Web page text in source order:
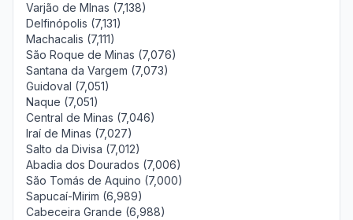
Varjão de MInas (7,138)
Delfinópolis (7,131)
Machacalis (7,111)
São Roque de Minas (7,076)
Santana da Vargem (7,073)
Guidoval (7,051)
Naque (7,051)
Central de Minas (7,046)
Iraí de Minas (7,027)
Salto da Divisa (7,012)
Abadia dos Dourados (7,006)
São Tomás de Aquino (7,000)
Sapucaí-Mirim (6,989)
Cabeceira Grande (6,988)